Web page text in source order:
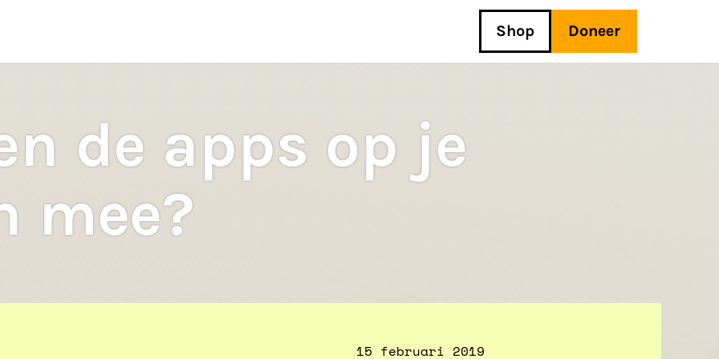
Shop Doneer
de apps op je
mee?
15 februari 2019